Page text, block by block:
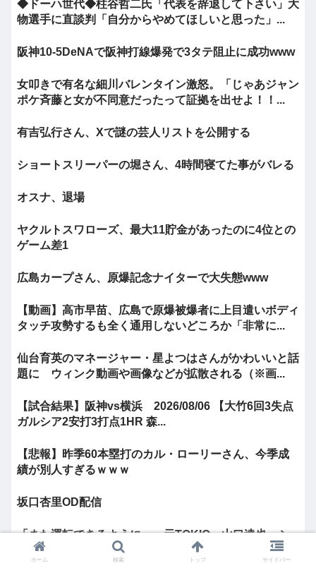
◆ドーハ世代◆柱谷哲二氏「代表を辞退して下さい」大
物選手に直談判「自分からやめてほしいと思った」...
阪神10-5DeNAで阪神打線爆発で3タテ阻止に成功www
女叩きで有名な細川バレンタイン激怒。「じゃあジャン
ポケ斉藤と女が不同意だったって証拠を出せよ！！...
有吉弘行さん、Xで謎の芸人リストを公開する
ショートスリーパーの堀さん、4時間寝てた事がバレる
オスナ、退場
ヤクルトスワローズ、最大11貯金があったのに4位との
ゲーム差1
広島カープさん、原爆記念ナイターで大失態www
【動画】高市早苗、広島で原爆被爆者に上目遣いボディ
タッチ攻勢するも全く通用しないどころか「非常に...
仙台育英のマネージャー・星よつはさんがかわいいと話
題に ウィンク動画や画像などが拡散される（※画...
【試合結果】阪神vs横浜 2026/08/06 【大竹6回3失点
ガルシア2安打3打点1HR 森...
【悲報】昨季60本塁打のカル・ローリーさん、今季成
績が別人すぎるｗｗｗ
坂口杏里OD配信
「また運転できるように…」元TOKIO・山口達也、シ
ェアカー運転&ギター演奏姿にファン感動
ホーム 検索 トップ サイドバー